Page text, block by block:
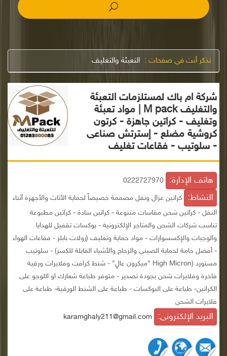
تذكر أنت في صفحات : التعبئة والتغليف
شركة ام باك لمستلزمات التعبئة
والتغليف M pack | مواد تعبئة
وتغليف - كراتين جاهزة - كرتون
كروشية مضلع - إسترتش صناعى
- سلوتيب - فقاعات تغليف
هاتف الإدارة:
النشاط:
كراتين عزال ونقل مصممة خصيصاً لحماية الأثاث والأجهزة أثناء
النقل - كراتين شحن مقاسات متنوعة - كراتين سادة - كراتين مطبوعة
تناسب شركات الشحن والمتاجر الإلكترونية - بوكسات تقفيل للهدايا
والوجبات والإكسسوارات - مواد حماية وتغليف (رولات بابلز - فقاعات الهواء
- أفضل خامة لحماية الصيني والزجاج والأشياء القابلة للكسر) - سلوتيب
مستورد (High Micron "ميكرون عالٍ" - شنط كرافت وفلايرات ورقية
فاخرة وفلايرات شحن بجودة تصدير - متوفر طباعة شعارك او اللوجو على
الكراتين- طباعة على البوكسات - طباعة على الشنط الورقية- طباعة على
فلايرات الشحن
البريد الإلكترونى: karamghaly211@gmail.com